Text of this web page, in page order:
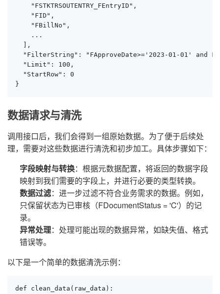
    "FSTKTRSOUTENTRY_FEntryID",
    "FID",
    "FBillNo",
    ...
  ],
"FilterString": "FApproveDate>='2023-01-01' and
  "Limit": 100,
  "StartRow": 0
}
数据请求与清洗
调用接口后，我们会得到一组原始数据。为了便于后续处
理，需要对这些数据进行清洗和初步加工。具体步骤如下：
字段映射与转换：根据元数据配置，将返回的数据字段
映射到我们需要的字段上，并进行必要的类型转换。
数据过滤：进一步过滤不符合业务需求的数据。例如，
只保留状态为已审核（FDocumentStatus = 'C'）的记
录。
异常处理：处理可能出现的数据异常，如缺失值、格式
错误等。
以下是一个简单的数据清洗示例：
def clean_data(raw_data):